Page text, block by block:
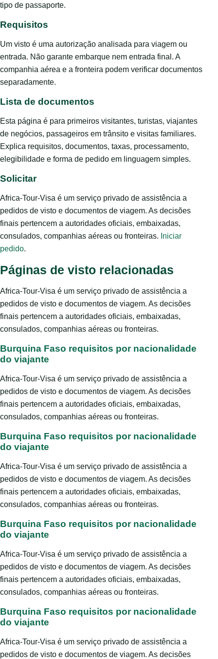
tipo de passaporte.
Requisitos
Um visto é uma autorização analisada para viagem ou
entrada. Não garante embarque nem entrada final. A
companhia aérea e a fronteira podem verificar documentos
separadamente.
Lista de documentos
Esta página é para primeiros visitantes, turistas, viajantes
de negócios, passageiros em trânsito e visitas familiares.
Explica requisitos, documentos, taxas, processamento,
elegibilidade e forma de pedido em linguagem simples.
Solicitar
Africa-Tour-Visa é um serviço privado de assistência a
pedidos de visto e documentos de viagem. As decisões
finais pertencem a autoridades oficiais, embaixadas,
consulados, companhias aéreas ou fronteiras. Iniciar
pedido.
Páginas de visto relacionadas
Africa-Tour-Visa é um serviço privado de assistência a
pedidos de visto e documentos de viagem. As decisões
finais pertencem a autoridades oficiais, embaixadas,
consulados, companhias aéreas ou fronteiras.
Burquina Faso requisitos por nacionalidade
do viajante
Africa-Tour-Visa é um serviço privado de assistência a
pedidos de visto e documentos de viagem. As decisões
finais pertencem a autoridades oficiais, embaixadas,
consulados, companhias aéreas ou fronteiras.
Burquina Faso requisitos por nacionalidade
do viajante
Africa-Tour-Visa é um serviço privado de assistência a
pedidos de visto e documentos de viagem. As decisões
finais pertencem a autoridades oficiais, embaixadas,
consulados, companhias aéreas ou fronteiras.
Burquina Faso requisitos por nacionalidade
do viajante
Africa-Tour-Visa é um serviço privado de assistência a
pedidos de visto e documentos de viagem. As decisões
finais pertencem a autoridades oficiais, embaixadas,
consulados, companhias aéreas ou fronteiras.
Burquina Faso requisitos por nacionalidade
do viajante
Africa-Tour-Visa é um serviço privado de assistência a
pedidos de visto e documentos de viagem. As decisões